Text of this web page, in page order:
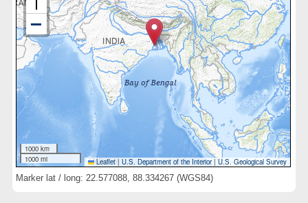
1000 km
1000 mi
Leaflet | U.S. Department of the Interior|U.S. Geological Survey
Marker lat / long: 22.577088, 88.334267 (WGS84)